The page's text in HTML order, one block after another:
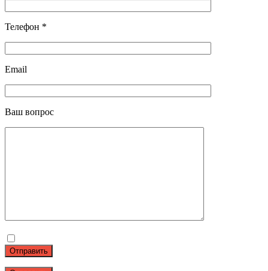
Телефон *
Email
Ваш вопрос
Отправить